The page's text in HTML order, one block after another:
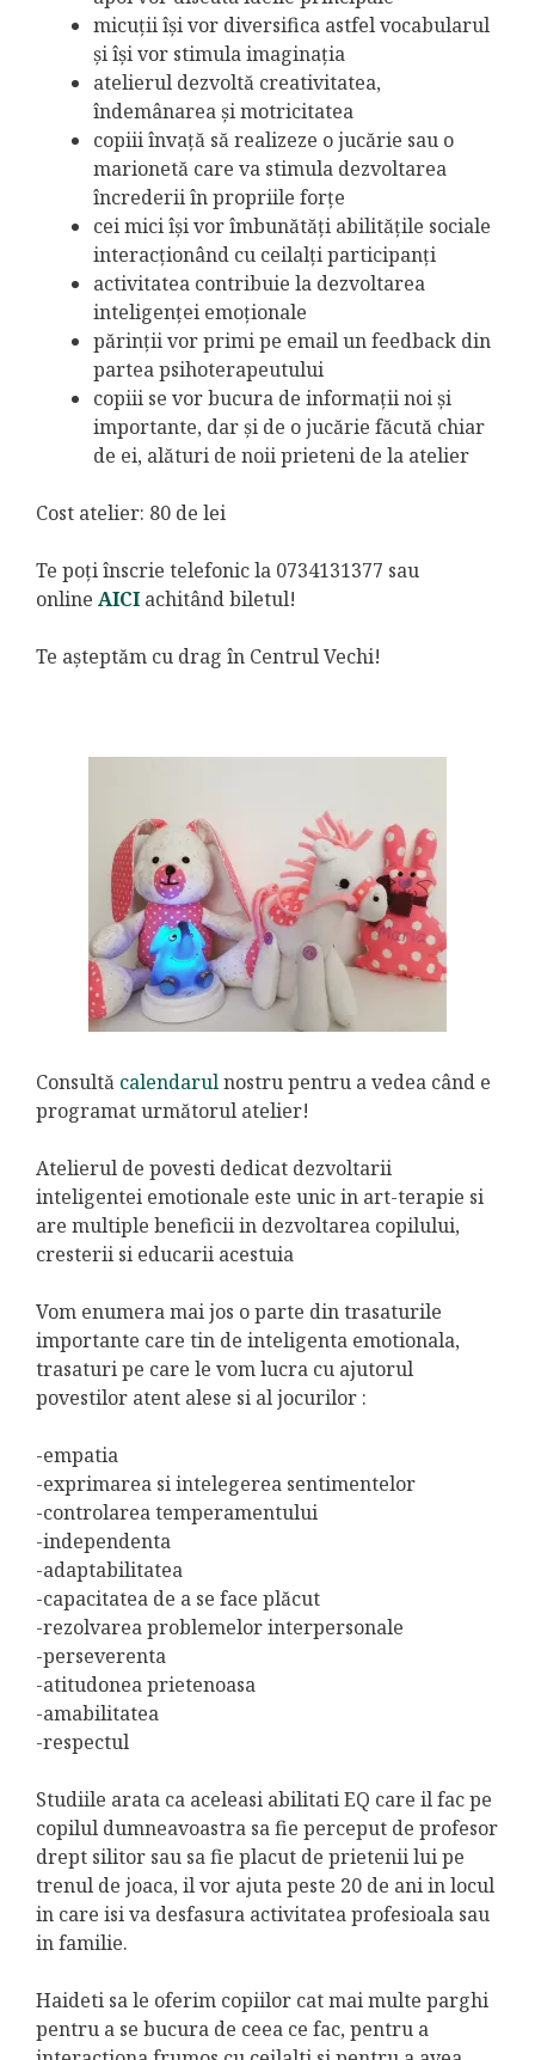
micuții își vor diversifica astfel vocabularul
și își vor stimula imaginația
atelierul dezvoltă creativitatea,
îndemânarea și motricitatea
copiii învață să realizeze o jucărie sau o
marionetă care va stimula dezvoltarea
încrederii în propriile forțe
cei mici își vor îmbunătăți abilitățile sociale
interacționând cu ceilalți participanți
activitatea contribuie la dezvoltarea
inteligenței emoționale
părinții vor primi pe email un feedback din
partea psihoterapeutului
copiii se vor bucura de informații noi și
importante, dar și de o jucărie făcută chiar
de ei, alături de noii prieteni de la atelier
Cost atelier: 80 de lei
Te poți înscrie telefonic la 0734131377 sau
online AICI achitând biletul!
Te așteptăm cu drag în Centrul Vechi!
Consultă calendarulnostru pentru a vedea când e
programat următorul atelier!
Atelierul de povesti dedicat dezvoltarii
inteligentei emotionale este unic in art-terapie si
are multiple beneficii in dezvoltarea copilului,
cresterii si educarii acestuia
Vom enumera mai jos o parte din trasaturile
importante care tin de inteligenta emotionala,
trasaturi pe care le vom lucra cu ajutorul
povestilor atent alese si al jocurilor :
-empatia
-exprimarea si intelegerea sentimentelor
-controlarea temperamentului
-independenta
-adaptabilitatea
-capacitatea de a se face plăcut
-rezolvarea problemelor interpersonale
-perseverenta
-atitudonea prietenoasa
-amabilitatea
-respectul
Studiile arata ca aceleasi abilitati EQ care il fac pe
copilul dumneavoastra sa fie perceput de profesor
drept silitor sau sa fie placut de prietenii lui pe
trenul de joaca, il vor ajuta peste 20 de ani in locul
in care isi va desfasura activitatea profesioala sau
in familie.
Haideti sa le oferim copiilor cat mai multe parghi
pentru a se bucura de ceea ce fac, pentru a